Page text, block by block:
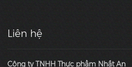
Liên hệ
Công ty TNHH Thực phẩm Nhất An